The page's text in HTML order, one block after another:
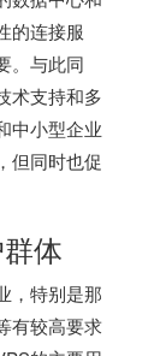
的连接服
。与此同
术支持和多
中小型企业
但同时也促
体
，特别是那
有较高要求